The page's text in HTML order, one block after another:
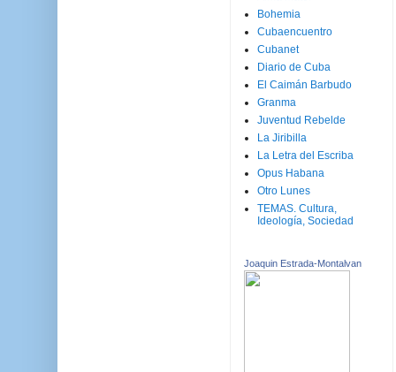
Bohemia
Cubaencuentro
Cubanet
Diario de Cuba
El Caimán Barbudo
Granma
Juventud Rebelde
La Jiribilla
La Letra del Escriba
Opus Habana
Otro Lunes
TEMAS. Cultura,
Ideología, Sociedad
Joaquin Estrada-Montalvan